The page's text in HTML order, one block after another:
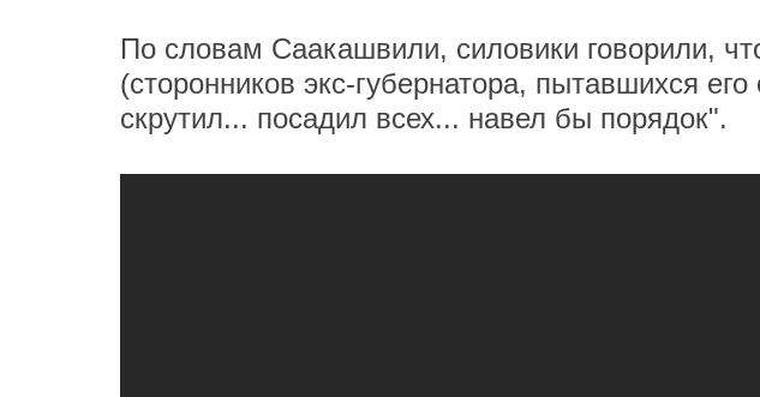
По словам Саакашвили, силовики говорили,
(сторонников экс-губернатора, пытавшихся
скрутил... посадил всех... навел бы порядок".